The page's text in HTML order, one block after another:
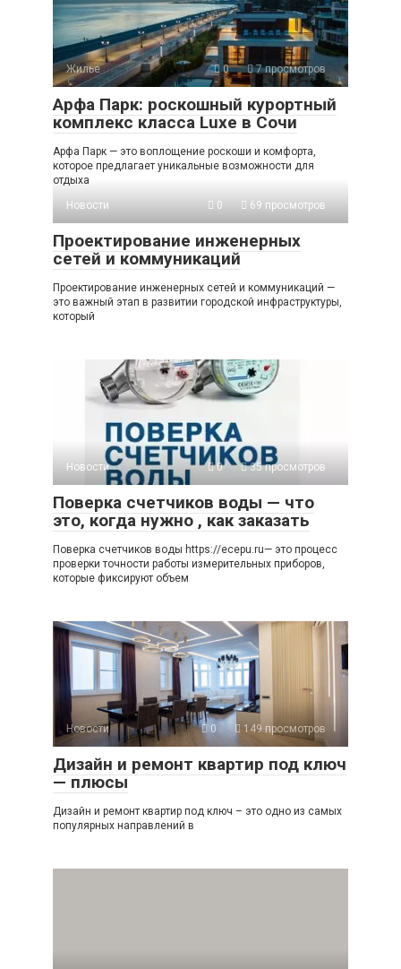
Жилье 0 7 просмотров
Арфа Парк: роскошный курортный
комплекс класса Luxe в Сочи
Арфа Парк — это воплощение роскоши и комфорта,
которое предлагает уникальные возможности для
отдыха
Новости
0 69 просмотров
Проектирование инженерных
сетей и коммуникаций
Проектирование инженерных сетей и коммуникаций —
это важный этап в развитии городской инфраструктуры,
который
Новости 0 35 просмотров
Поверка счетчиков воды — что
это, когда нужно , как заказать
Поверка счетчиков воды https://ecepu.ru— это процесс
проверки точности работы измерительных приборов,
которые фиксируют объем
Новости 0 149 просмотров
Дизайн и ремонт квартир под ключ
— плюсы
Дизайн и ремонт квартир под ключ – это одно из самых
популярных направлений в